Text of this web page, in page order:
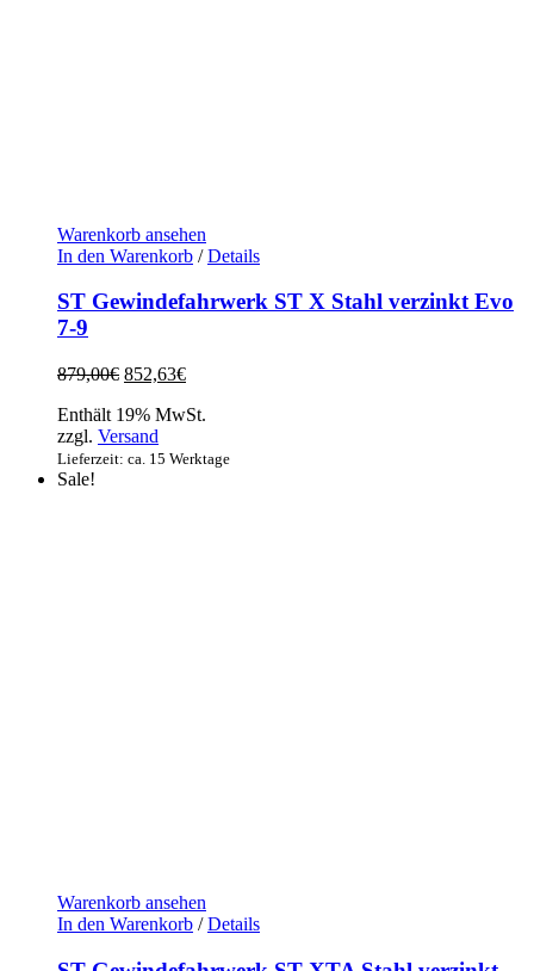
Warenkorb ansehen
In den Warenkorb / Details
ST Gewindefahrwerk ST X Stahl verzinkt Evo
7-9
879,00€ Ursprünglicher
war:
879,00€
852,63€Aktueller
ist:
Enthält 19% MwSt.
zzgl. Versand
Lieferzeit: ca. 15 Werktage
Sale!
Warenkorb ansehen
In den Warenkorb / Details